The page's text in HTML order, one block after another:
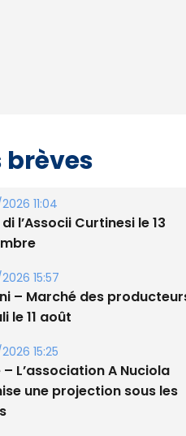
brèves
11:04
l’Associi Curtinesi le 13
15:57
– Marché des
le 11 août
15:25
L’association A Nuciola
une projection sous les